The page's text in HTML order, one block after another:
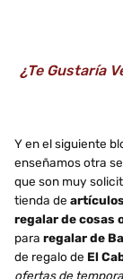
¿Te Gustaría
Y en el siguiente
enseñamos otra
que son muy
tienda de
regalar de cosas
para regalar de
de regalo de El
ofertas de